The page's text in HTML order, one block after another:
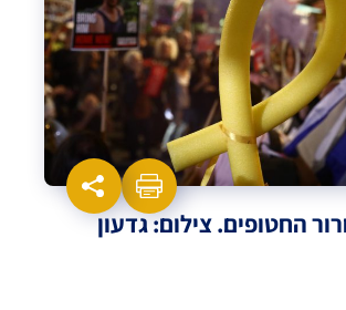
החטופים. צילום: גדעון